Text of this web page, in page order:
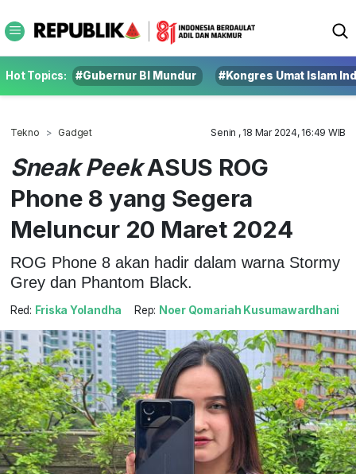
Hot Topics: #Gubernur BI Mundur #Kongres Umat Islam
Tekno Gadget Senin , 18 Mar 2024, 16:49 WIB
Sneak PeekASUS ROG
Phone 8 yang Segera
Meluncur 20 Maret 2024
ROG Phone 8 akan hadir dalam warna Stormy
Grey dan Phantom Black.
Red: Friska Yolandha Rep: Noer Qomariah Kusumawardhani